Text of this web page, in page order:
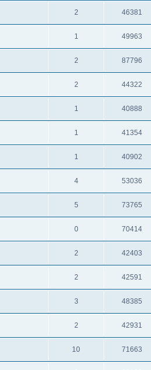
2 46381
1 49963
2 87796
2 44322
1 40888
1 41354
1 40902
4 53036
5 73765
0 70414
2 42403
2 42591
3 48385
2 42931
10 71663